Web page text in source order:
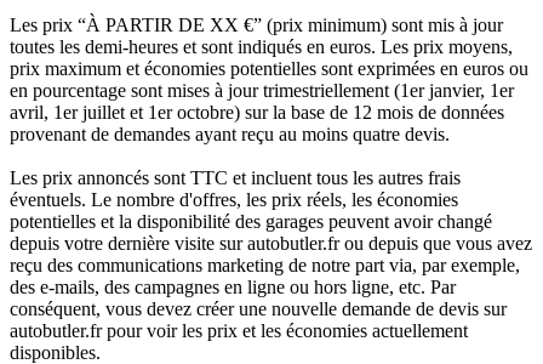
Les prix “À PARTIR DE XX €” (prix minimum) sont mis à jour
toutes les demi-heures et sont indiqués en euros. Les prix moyens,
prix maximum et économies potentielles sont exprimées en euros ou
en pourcentage sont mises à jour trimestriellement (1er janvier, 1er
avril, 1er juillet et 1er octobre) sur la base de 12 mois de données
provenant de demandes ayant reçu au moins quatre devis.
Les prix annoncés sont TTC et incluent tous les autres frais
éventuels. Le nombre d'offres, les prix réels, les économies
potentielles et la disponibilité des garages peuvent avoir changé
depuis votre dernière visite sur autobutler.fr ou depuis que vous avez
reçu des communications marketing de notre part via, par exemple,
des e-mails, des campagnes en ligne ou hors ligne, etc. Par
conséquent, vous devez créer une nouvelle demande de devis sur
autobutler.fr pour voir les prix et les économies actuellement
disponibles.